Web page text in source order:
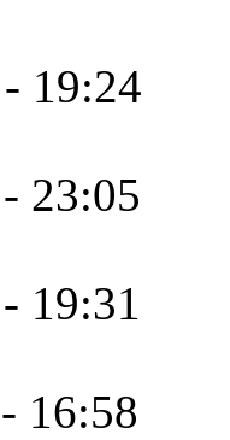
19:24
23:05
19:31
16:58